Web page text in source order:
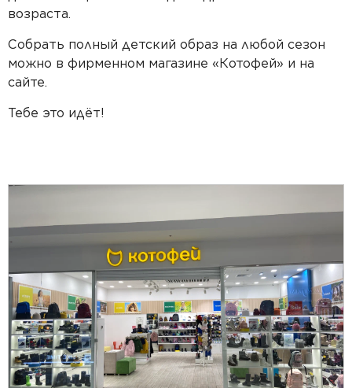
возраста.
Собрать полный детский образ на любой сезон
можно в фирменном магазине «Котофей» и на
сайте.
Тебе это идёт!